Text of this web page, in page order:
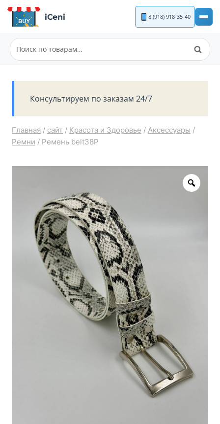
Перейти
содержимому
iCeni 8 (918) 918-35-40
Искать:
Поиск
Консультируем по заказам 24/7
Главная / сайт / Красота и Здоровье / Аксессуары /
Ремни / Ремень belt38P
Zoom